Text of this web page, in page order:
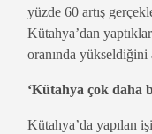
yüzde 60 artış
Kütahya’dan
oranında yükseldiğini
‘Kütahya çok daha
Kütahya’da yapılan